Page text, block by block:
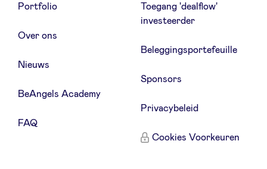
Portfolio
Over ons
Nieuws
BeAngels Academy
FAQ
Toegang 'dealflow'
investeerder
Beleggingsportefeuille
Sponsors
Privacybeleid
Cookies Voorkeuren